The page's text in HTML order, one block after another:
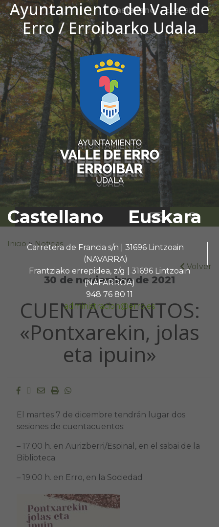
Ayuntamiento del Valle de
Erro / Erroibarko Udala
Castellano Euskara
Carretera de Francia s/n | 31696 Lintzoain
(NAVARRA)
Frantziako errepidea, z/g | 31696 Lintzoain
(NAFARROA)
948 76 80 11
administracion@erro.es
Ir al contenido
Castellano
Euskara
El tiempo - Tutiempo.net
Buscar:
Inicio > Noticias
Volver
30 de noviembre de 2021
CUENTACUENTOS:
«Pontxarekin, jolas
eta ipuin»
Facebook
Twitter
EmailImprimir
Whatsapp
El martes 7 de dicembre tendrán lugar dos
sesiones de cuentacuentos:
– 17:00 h. en Aurizberri/Espinal, en el sabai de la
Biblioteca
– 19:00 h. en Erro, en la Sociedad